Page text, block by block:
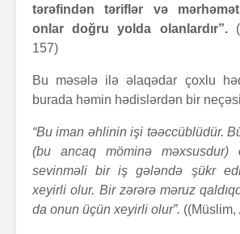
tərəfindən təriflər və
onlar doğru yolda olanlardır”.
157)
Bu məsələ ilə əlaqədar çoxlu
burada həmin hədislərdən bir
“Bu iman əhlinin işi təəccüblüdür.
(bu ancaq möminə məxsusdur)
sevinməli bir iş gələndə şükr
xeyirli olur. Bir zərərə məruz
da onun üçün xeyirli olur”. ((Müslim,